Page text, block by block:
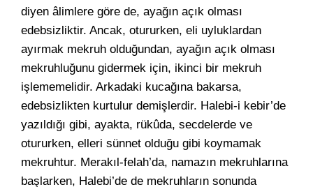
diyen âlimlere göre de, ayağın açık olması
edebsizliktir. Ancak, otururken, eli uyluklardan
ayırmak mekruh olduğundan, ayağın açık olması
mekruhluğunu gidermek için, ikinci bir mekruh
işlememelidir. Arkadaki kucağına bakarsa,
edebsizlikten kurtulur demişlerdir. Halebi-i kebir’de
yazıldığı gibi, ayakta, rükûda, secdelerde ve
otururken, elleri sünnet olduğu gibi koymamak
mekruhtur. Merakıl-felah’da, namazın mekruhlarına
başlarken, Halebi’de de mekruhların sonunda